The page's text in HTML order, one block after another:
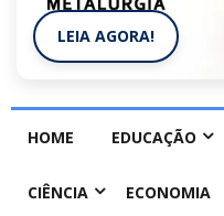
LEIA AGORA!
HOME EDUCAÇÃO
CIÊNCIA ECONOMIA